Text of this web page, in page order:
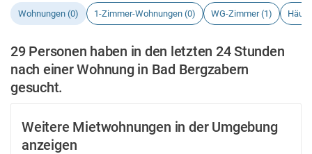
Wohnungen (0) 1-Zimmer-Wohnungen (0) WG-Zimmer (1)
29 Personen haben in den letzten 24 Stunden
nach einer Wohnung in Bad Bergzabern
gesucht.
Weitere Mietwohnungen in der Umgebung
anzeigen